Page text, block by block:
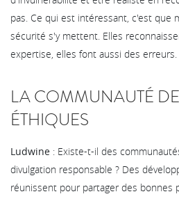
pas. Ce qui est intéressant, c'est que
sécurité s'y mettent. Elles
expertise, elles font aussi des erreurs.
LA COMMUNAUTÉ
ÉTHIQUES
Ludwine : Existe-t-il des
divulgation responsable ? Des
réunissent pour partager des bonnes